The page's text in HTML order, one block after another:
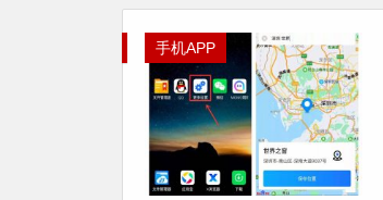
手机APP